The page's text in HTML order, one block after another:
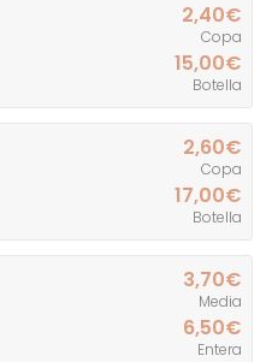
2,40€
Copa
15,00€
Botella
2,60€
Copa
17,00€
Botella
3,70€
Media
6,50€
Entera